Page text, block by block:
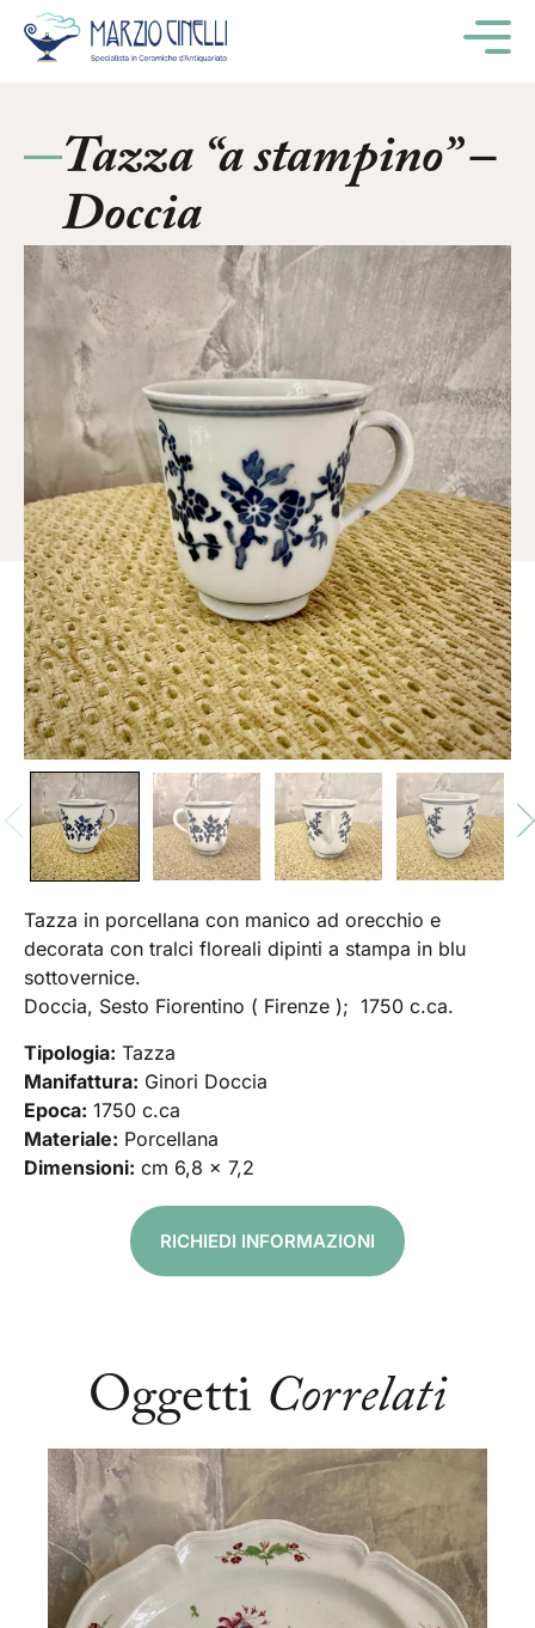
Tazza “a stampino” –
Doccia
Tazza in porcellana con manico ad orecchio e
decorata con tralci floreali dipinti a stampa in blu
sottovernice.
Doccia, Sesto Fiorentino ( Firenze ); 1750 c.ca.
Tipologia: Tazza
Manifattura: Ginori Doccia
Epoca: 1750 c.ca
Materiale: Porcellana
Dimensioni: cm 6,8 x 7,2
RICHIEDI INFORMAZIONI
Oggetti Correlati